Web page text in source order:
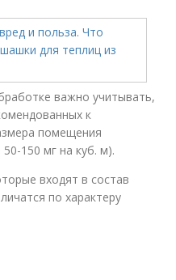
важно учитывать,
к
помещения
150 мг на куб. м).
входят в состав
по характеру